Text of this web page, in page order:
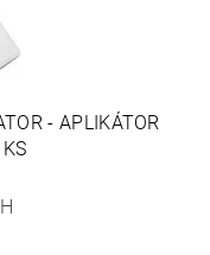
- APLIKÁTOR